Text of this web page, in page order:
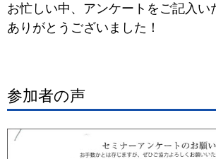
お忙しい中、アンケートをご記入い
ありがとうございました！
参加者の声